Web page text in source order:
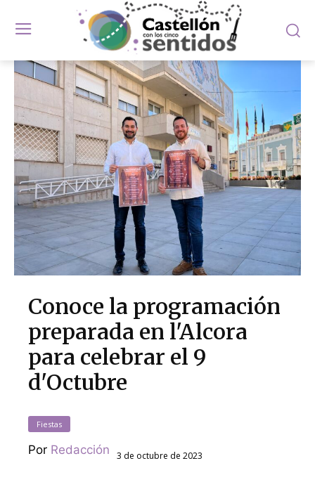
Conoce la programación
preparada en l'Alcora
para celebrar el 9
d'Octubre
Fiestas
Por Redacción 3 de octubre de 2023